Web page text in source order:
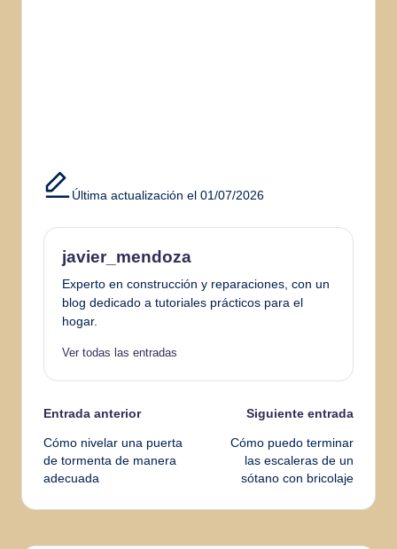
Última actualización el 01/07/2026
javier_mendoza
Experto en construcción y reparaciones, con un
blog dedicado a tutoriales prácticos para el
hogar.
Ver todas las entradas
Navegación
de
entradas
Entrada anterior
Cómo nivelar una puerta
de tormenta de manera
adecuada
Siguiente entrada
Cómo puedo terminar
las escaleras de un
sótano con bricolaje